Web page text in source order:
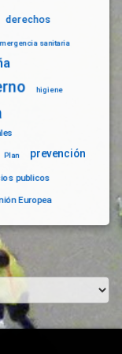
derechos
sanitaria
higiene
Plan prevención
publicos
Europea